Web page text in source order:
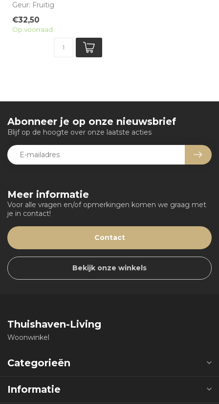
Geur: Fruitig
Cacao, Fresia, Perzik
Sillag...
€32,50
Op voorraad
Meer informatie
Voor alle vragen en/of opmerkingen komen we graag met
je in contact!
Contact
Bekijk onze winkels
Abonneer je op onze nieuwsbrief
Blijf op de hoogte over onze laatste acties
Thuishaven-Living
Woonwinkel
Categorieën
Informatie